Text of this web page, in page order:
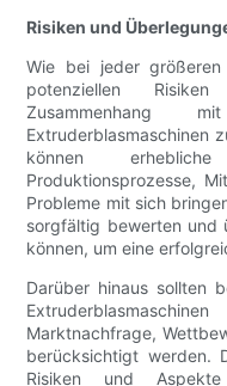
Risiken und
Wie bei jeder
potenziellen
Zusammenhang
Extruderblasmaschinen
können
Produktionsprozesse,
Probleme mit sich
sorgfältig bewerten und
können, um eine
Darüber hinaus sollten
Marktnachfrage,
berücksichtigt werden.
Risiken und